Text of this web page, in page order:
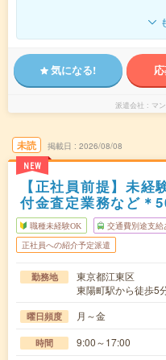
気になる!
派遣会社 マ
未読
NEW
掲載日 2026/08/08
【正社員前提】未
付金査定業務など＊
職種未経験OK 交通費別途支給
正社員への紹介予定派遣
勤務地
東京都江東区
東陽町駅から徒歩5
曜日頻度 月～金
時間 9:00～17:00